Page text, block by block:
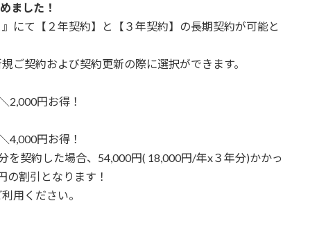
ました！
にて【２年契約】と【３年契約】の長期契約が可能と
ご契約および契約更新の際に選択ができます。
2,000円お得！
4,000円お得！
を契約した場合、54,000円( 18,000円/年x３年分)かかっ
の割引となります！
用ください。